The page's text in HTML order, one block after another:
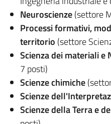
Neuroscienze(settore
Processi formativi,
territorio (settore
Scienza dei materiali e
7 posti)
Scienze chimiche
Scienze
Scienze della Terra e